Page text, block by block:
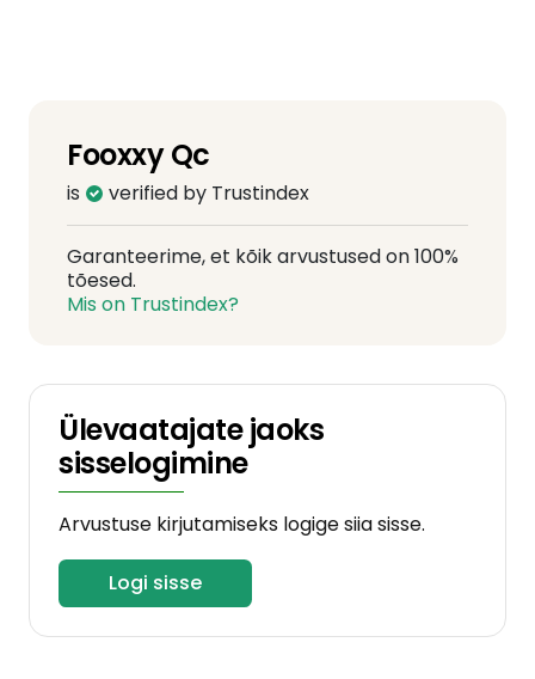
Fooxxy Qc
is verified by Trustindex
Garanteerime, et kõik arvustused on 100%
tõesed.
Mis on Trustindex?
Ülevaatajate jaoks
sisselogimine
Arvustuse kirjutamiseks logige siia sisse.
Logi sisse